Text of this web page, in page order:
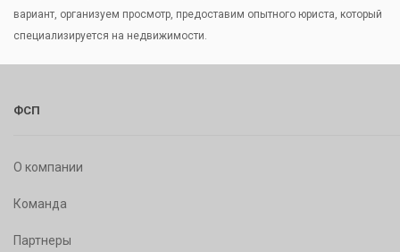
вариант, организуем просмотр, предоставим опытного юриста, который
специализируется на недвижимости.
ФСП
О компании
Команда
Партнеры